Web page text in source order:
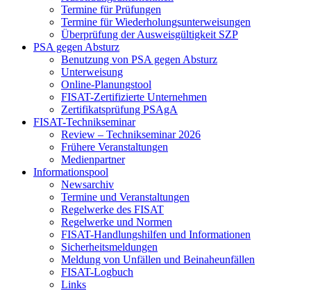
Termine für Prüfungen
Termine für Wiederholungsunterweisungen
Überprüfung der Ausweisgültigkeit SZP
PSA gegen Absturz
Benutzung von PSA gegen Absturz
Unterweisung
Online-Planungstool
FISAT-Zertifizierte Unternehmen
Zertifikatsprüfung PSAgA
FISAT-Technikseminar
Review – Technikseminar 2026
Frühere Veranstaltungen
Medienpartner
Informationspool
Newsarchiv
Termine und Veranstaltungen
Regelwerke des FISAT
Regelwerke und Normen
FISAT-Handlungshilfen und Informationen
Sicherheitsmeldungen
Meldung von Unfällen und Beinaheunfällen
FISAT-Logbuch
Links